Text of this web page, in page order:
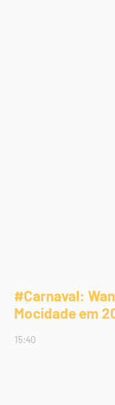
#Carnaval:
Mocidade em
15:40